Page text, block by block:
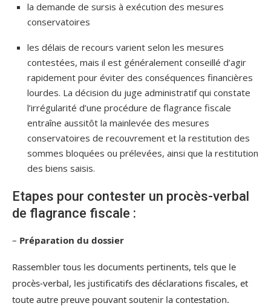
la demande de sursis à exécution des mesures
conservatoires
les délais de recours varient selon les mesures
contestées, mais il est généralement conseillé d’agir
rapidement pour éviter des conséquences financières
lourdes. La décision du juge administratif qui constate
l’irrégularité d’une procédure de flagrance fiscale
entraîne aussitôt la mainlevée des mesures
conservatoires de recouvrement et la restitution des
sommes bloquées ou prélevées, ainsi que la restitution
des biens saisis.
Etapes pour contester un procès-verbal
de flagrance fiscale :
– Préparation du dossier
Rassembler tous les documents pertinents, tels que le
procès-verbal, les justificatifs des déclarations fiscales, et
toute autre preuve pouvant soutenir la contestation.